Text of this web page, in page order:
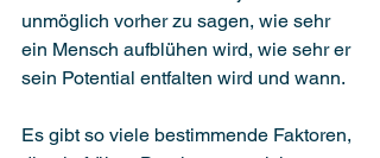
unmöglich vorher zu sagen, wie sehr
ein Mensch aufblühen wird, wie sehr er
sein Potential entfalten wird und wann.
Es gibt so viele bestimmende Faktoren,